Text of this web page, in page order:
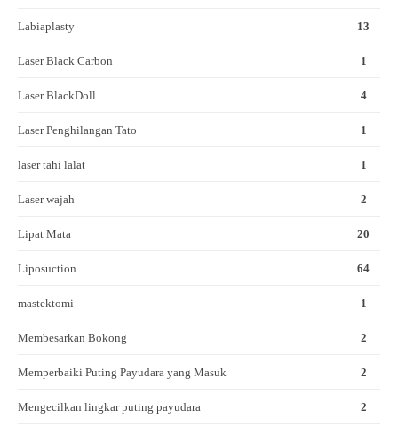
Labiaplasty 13
Laser Black Carbon 1
Laser BlackDoll 4
Laser Penghilangan Tato 1
laser tahi lalat 1
Laser wajah 2
Lipat Mata 20
Liposuction 64
mastektomi 1
Membesarkan Bokong 2
Memperbaiki Puting Payudara yang Masuk 2
Mengecilkan lingkar puting payudara 2